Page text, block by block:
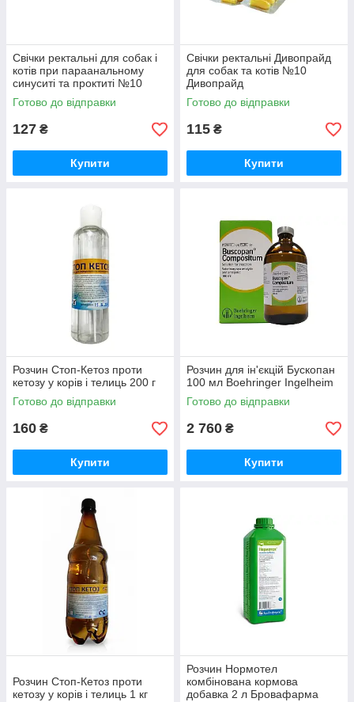
Свічки ректальні для собак і
котів при параанальному
синуситі та проктиті №10
ЗооХелс
Готово до відправки
127 ₴
Купити
Свічки ректальні Дивопрайд
для собак та котів №10
Дивопрайд
Готово до відправки
115 ₴
Купити
Розчин Стоп-Кетоз проти
кетозу у корів і телиць 200 г
Готово до відправки
160 ₴
Купити
Розчин для ін'єкцій Бускопан
100 мл Boehringer Ingelheim
Готово до відправки
2 760 ₴
Купити
Розчин Стоп-Кетоз проти
кетозу у корів і телиць 1 кг
Розчин Нормотел
комбінована кормова
добавка 2 л Бровафарма